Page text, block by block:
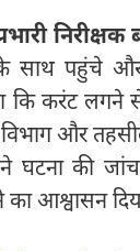
पहुंचे और
कि करंट
और
ने घटना की
का आश्वासन